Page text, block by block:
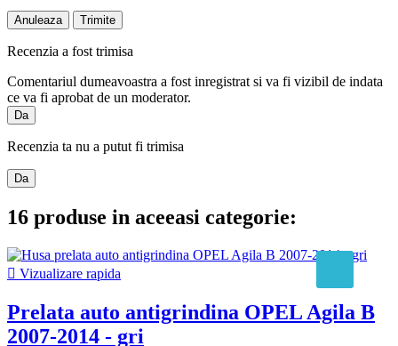
Anuleaza Trimite
Recenzia a fost trimisa
Comentariul dumeavoastra a fost inregistrat si va fi vizibil de indata
ce va fi aprobat de un moderator.
Da
Recenzia ta nu a putut fi trimisa
Da
16 produse in aceeasi categorie:
 Vizualizare rapida
Prelata auto antigrindina OPEL Agila B
2007-2014 - gri